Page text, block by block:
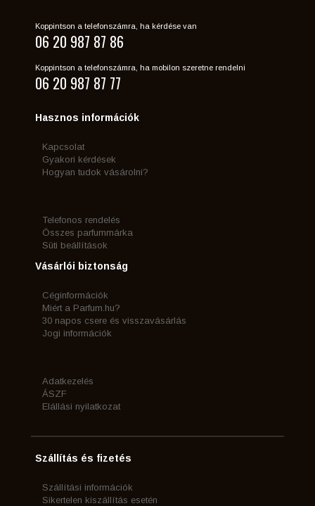
Koppintson a telefonszámra, ha kérdése van
06 20 987 87 86
Koppintson a telefonszámra, ha mobilon szeretne rendelni
06 20 987 87 77
Hasznos információk
Kapcsolat
Gyakori kérdések
Hogyan tudok vásárolni?
Telefonos rendelés
Összes parfummárka
Süti beállítások
Vásárlói biztonság
Céginformációk
Miért a Parfum.hu?
30 napos csere és visszavásárlás
Jogi információk
Adatkezelés
ÁSZF
Elállási nyilatkozat
Szállítás és fizetés
Szállítási információk
Sikertelen kiszállítás esetén